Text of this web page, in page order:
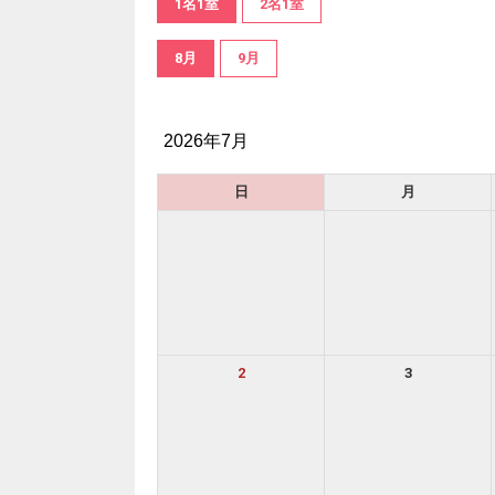
1名1室 2名1室
8月 9月
2026年7月
日 月
2 3